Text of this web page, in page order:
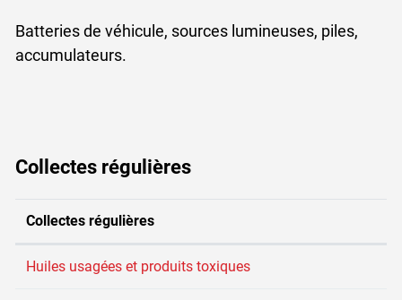
Batteries de véhicule, sources lumineuses, piles,
accumulateurs.
Collectes régulières
Collectes régulières
Huiles usagées et produits toxiques